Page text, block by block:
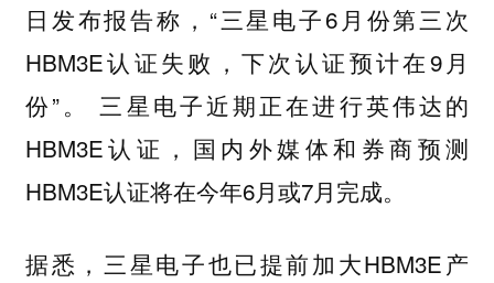
日发布报告称，“三星电子6月份第三次
HBM3E认证失败，下次认证预计在9月
份”。 三星电子近期正在进行英伟达的
HBM3E认证，国内外媒体和券商预测
HBM3E认证将在今年6月或7月完成。
据悉，三星电子也已提前加大HBM3E产